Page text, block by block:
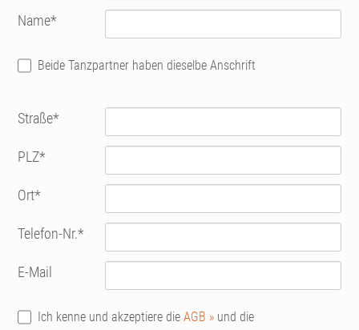
Name*
Beide Tanzpartner haben dieselbe Anschrift
Straße*
PLZ*
Ort*
Telefon-Nr.*
E-Mail
Ich kenne und akzeptiere dieAGB » und die